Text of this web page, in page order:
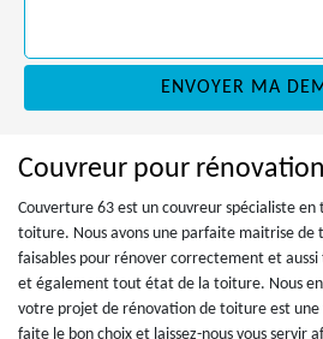
Couvreur pour
Couverture 63 est un couvreur spécialiste
toiture. Nous avons une parfaite maitrise de
faisables pour rénover correctement et
et également tout état de la toiture. Nous
votre projet de rénovation de toiture est une
faite le bon choix et laissez-nous vous servir